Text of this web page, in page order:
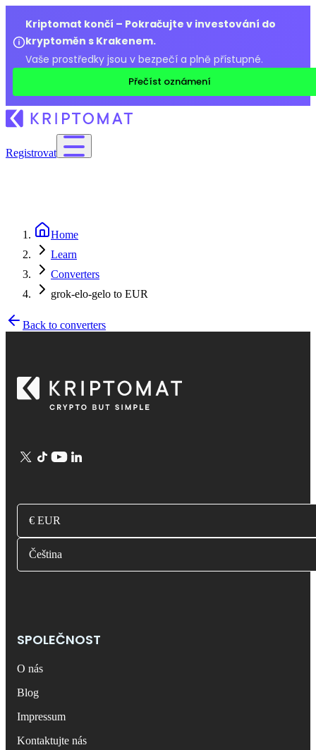
Kriptomat končí – Pokračujte v investování do
kryptoměn s Krakenem.
Vaše prostředky jsou v bezpečí a plně přístupné.
Přečíst oznámení
Registrovat
Home
Learn
Converters
grok-elo-gelo to EUR
Back to converters
€ EUR
Čeština
SPOLEČNOST
O nás
Blog
Impressum
Kontaktujte nás